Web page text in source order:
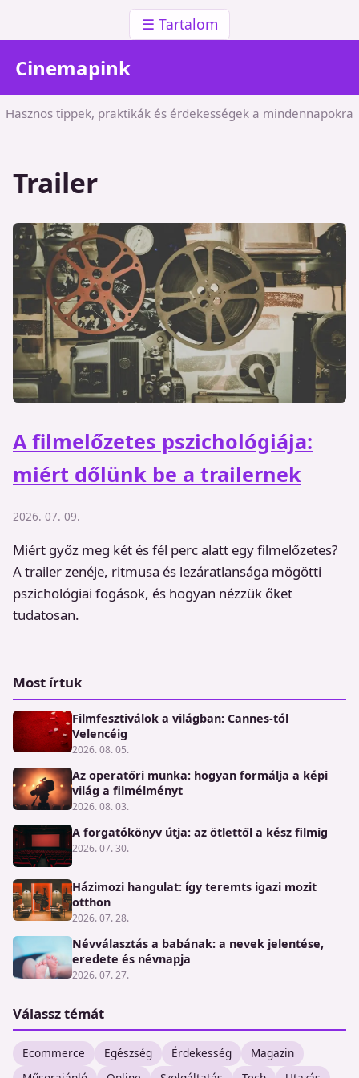
☰ Tartalom
Cinemapink
Hasznos tippek, praktikák és érdekességek a mindennapokra
Trailer
A filmelőzetes pszichológiája:
miért dőlünk be a trailernek
2026. 07. 09.
Miért győz meg két és fél perc alatt egy filmelőzetes?
A trailer zenéje, ritmusa és lezáratlansága mögötti
pszichológiai fogások, és hogyan nézzük őket
tudatosan.
Most írtuk
Filmfesztiválok a világban: Cannes-tól
Velencéig
2026. 08. 05.
Az operatőri munka: hogyan formálja a képi
világ a filmélményt
2026. 08. 03.
A forgatókönyv útja: az ötlettől a kész filmig
2026. 07. 30.
Házimozi hangulat: így teremts igazi mozit
otthon
2026. 07. 28.
Névválasztás a babának: a nevek jelentése,
eredete és névnapja
2026. 07. 27.
Válassz témát
Ecommerce Egészség Érdekesség
Magazin